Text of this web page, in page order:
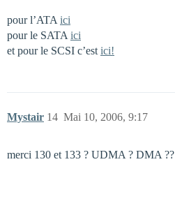
pour l’ATA ici
pour le SATA ici
et pour le SCSI c’est ici!
Mystair Mai 10, 2006, 9:17
14
merci 130 et 133 ? UDMA ? DMA ??